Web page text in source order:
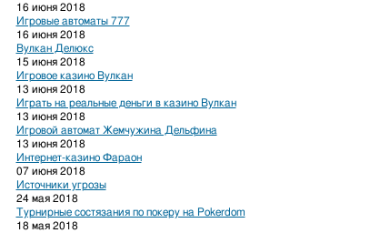
16 июня 2018
Игровые автоматы 777
16 июня 2018
Вулкан Делюкс
15 июня 2018
Игровое казино Вулкан
13 июня 2018
Играть на реальные деньги в казино Вулкан
13 июня 2018
Игровой автомат Жемчужина Дельфина
13 июня 2018
Интернет-казино Фараон
07 июня 2018
Источники угрозы
24 мая 2018
Турнирные состязания по покеру на Pokerdom
18 мая 2018